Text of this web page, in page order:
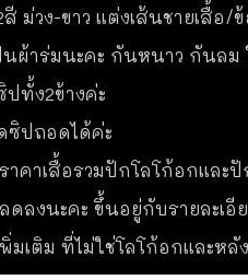
ม่วง-ขาว แต่งเส้นชายเสื้อ/
นผ้าร่มนะคะ กันหนาว กันลม
ปทั้ง2ข้างค่ะ
ซิปถอดได้ค่ะ
าคาเสื้อรวมปักโลโก้อกและ
ลงนะคะ ขึ้นอยู่กับรายละเอี
เติม ที่ไม่ใช่โลโก้อกและห